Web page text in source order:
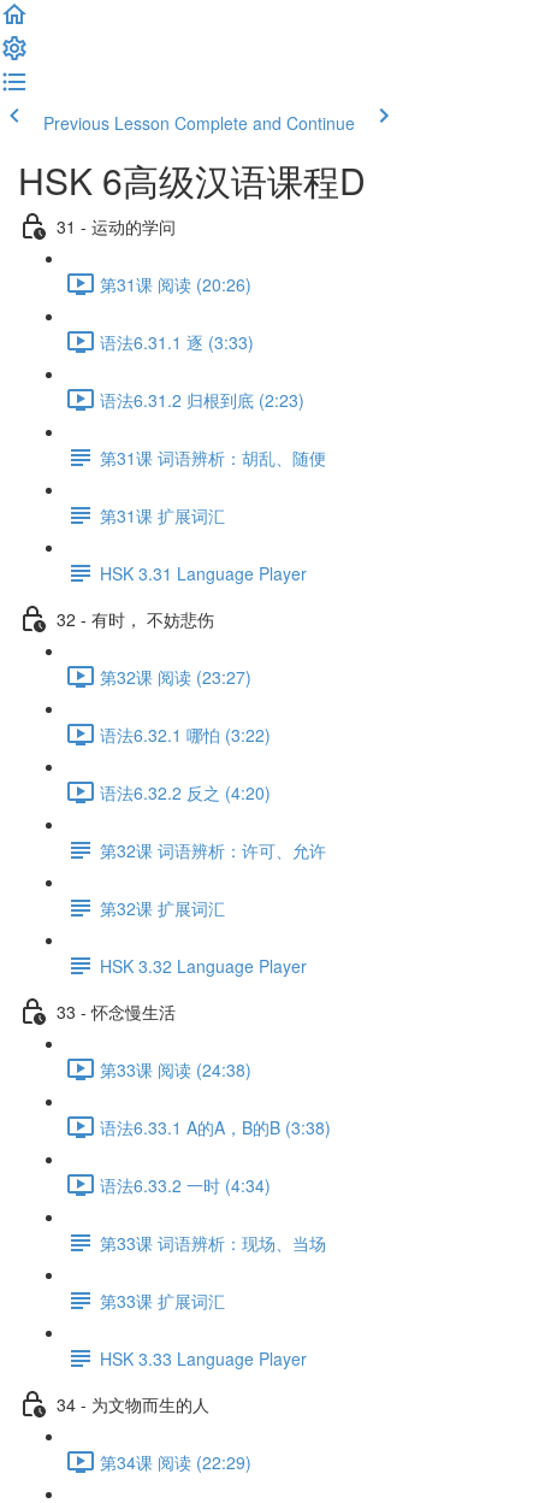
Previous Lesson Complete and Continue
HSK 6高级汉语课程D
31 - 运动的学问
第31课 阅读 (20:26)
语法6.31.1 逐 (3:33)
语法6.31.2 归根到底 (2:23)
第31课 词语辨析：胡乱、随便
第31课 扩展词汇
HSK 3.31 Language Player
32 - 有时， 不妨悲伤
第32课 阅读 (23:27)
语法6.32.1 哪怕 (3:22)
语法6.32.2 反之 (4:20)
第32课 词语辨析：许可、允许
第32课 扩展词汇
HSK 3.32 Language Player
33 - 怀念慢生活
第33课 阅读 (24:38)
语法6.33.1 A的A，B的B (3:38)
语法6.33.2 一时 (4:34)
第33课 词语辨析：现场、当场
第33课 扩展词汇
HSK 3.33 Language Player
34 - 为文物而生的人
第34课 阅读 (22:29)